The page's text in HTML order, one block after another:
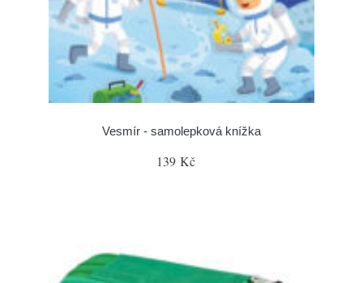
Vesmír - samolepková knížka
139 Kč